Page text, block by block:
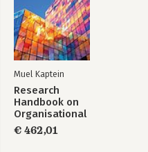
Waarom goede
mensen soms de
verkeerde dingen
Muel Kaptein
Research
Handbook on
Organisational
Integrity
€ 462,01